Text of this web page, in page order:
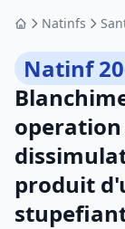
AccueilNatinfs
Natinf
produit